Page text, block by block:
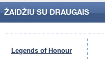
ŽAIDŽIU SU DRAUGAIS
Legends of Honour